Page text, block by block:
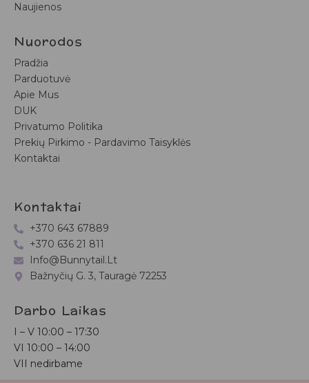
Naujienos
Nuorodos
Pradžia
Parduotuvė
Apie Mus
DUK
Privatumo Politika
Prekių Pirkimo - Pardavimo Taisyklės
Kontaktai
Kontaktai
+370 643 67889
+370 636 21 811
Info@bunnytail.lt
Bažnyčių G. 3, Tauragė 72253
Darbo Laikas
I – V 10:00 – 17:30
VI 10:00 – 14:00
VII nedirbame